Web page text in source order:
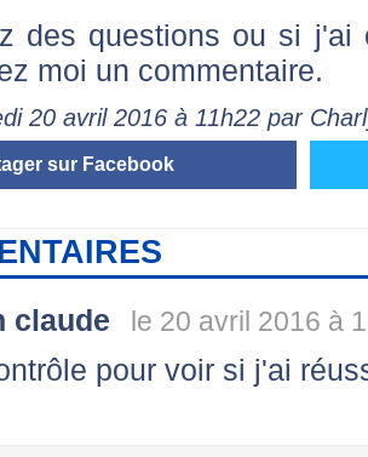
des questions ou si j'ai
moi un commentaire.
20 avril 2016 à 11h22 par
sur Facebook
claude le 20 avril 2016 à
pour voir si j'ai